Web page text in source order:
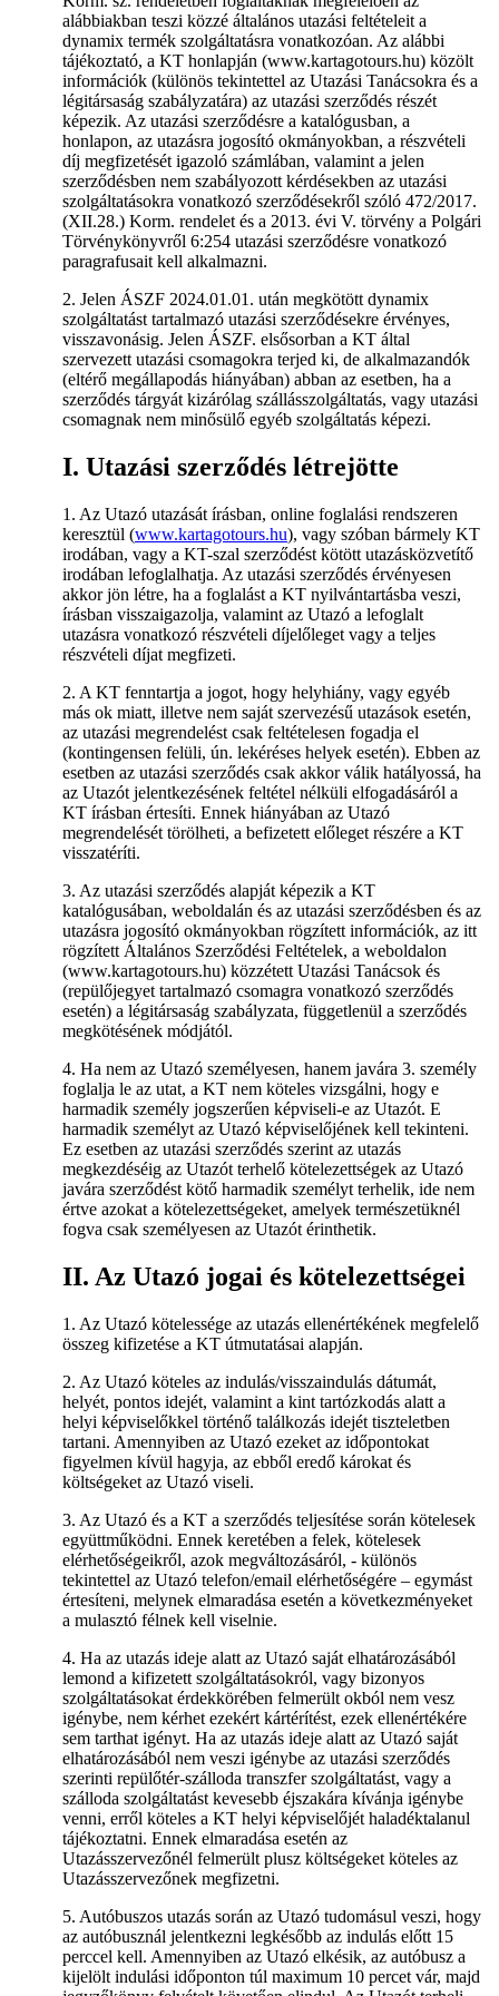
alábbiakban teszi közzé általános utazási feltételeit a
dynamix termék szolgáltatásra vonatkozóan. Az alábbi
tájékoztató, a KT honlapján (www.kartagotours.hu) közölt
információk (különös tekintettel az Utazási Tanácsokra és a
légitársaság szabályzatára) az utazási szerződés részét
képezik. Az utazási szerződésre a katalógusban, a
honlapon, az utazásra jogosító okmányokban, a részvételi
díj megfizetését igazoló számlában, valamint a jelen
szerződésben nem szabályozott kérdésekben az utazási
szolgáltatásokra vonatkozó szerződésekről szóló 472/2017.
(XII.28.) Korm. rendelet és a 2013. évi V. törvény a Polgári
Törvénykönyvről 6:254 utazási szerződésre vonatkozó
paragrafusait kell alkalmazni.
2. Jelen ÁSZF 2024.01.01. után megkötött dynamix
szolgáltatást tartalmazó utazási szerződésekre érvényes,
visszavonásig. Jelen ÁSZF. elsősorban a KT által
szervezett utazási csomagokra terjed ki, de alkalmazandók
(eltérő megállapodás hiányában) abban az esetben, ha a
szerződés tárgyát kizárólag szállásszolgáltatás, vagy utazási
csomagnak nem minősülő egyéb szolgáltatás képezi.
I. Utazási szerződés létrejötte
1. Az Utazó utazását írásban, online foglalási rendszeren
keresztül (www.kartagotours.hu), vagy szóban bármely KT
irodában, vagy a KT-szal szerződést kötött utazásközvetítő
irodában lefoglalhatja. Az utazási szerződés érvényesen
akkor jön létre, ha a foglalást a KT nyilvántartásba veszi,
írásban visszaigazolja, valamint az Utazó a lefoglalt
utazásra vonatkozó részvételi díjelőleget vagy a teljes
részvételi díjat megfizeti.
2. A KT fenntartja a jogot, hogy helyhiány, vagy egyéb
más ok miatt, illetve nem saját szervezésű utazások esetén,
az utazási megrendelést csak feltételesen fogadja el
(kontingensen felüli, ún. lekéréses helyek esetén). Ebben az
esetben az utazási szerződés csak akkor válik hatályossá, ha
az Utazót jelentkezésének feltétel nélküli elfogadásáról a
KT írásban értesíti. Ennek hiányában az Utazó
megrendelését törölheti, a befizetett előleget részére a KT
visszatéríti.
3. Az utazási szerződés alapját képezik a KT
katalógusában, weboldalán és az utazási szerződésben és az
utazásra jogosító okmányokban rögzített információk, az itt
rögzített Általános Szerződési Feltételek, a weboldalon
(www.kartagotours.hu) közzétett Utazási Tanácsok és
(repülőjegyet tartalmazó csomagra vonatkozó szerződés
esetén) a légitársaság szabályzata, függetlenül a szerződés
megkötésének módjától.
4. Ha nem az Utazó személyesen, hanem javára 3. személy
foglalja le az utat, a KT nem köteles vizsgálni, hogy e
harmadik személy jogszerűen képviseli-e az Utazót. E
harmadik személyt az Utazó képviselőjének kell tekinteni.
Ez esetben az utazási szerződés szerint az utazás
megkezdéséig az Utazót terhelő kötelezettségek az Utazó
javára szerződést kötő harmadik személyt terhelik, ide nem
értve azokat a kötelezettségeket, amelyek természetüknél
fogva csak személyesen az Utazót érinthetik.
II. Az Utazó jogai és kötelezettségei
1. Az Utazó kötelessége az utazás ellenértékének megfelelő
összeg kifizetése a KT útmutatásai alapján.
2. Az Utazó köteles az indulás/visszaindulás dátumát,
helyét, pontos idejét, valamint a kint tartózkodás alatt a
helyi képviselőkkel történő találkozás idejét tiszteletben
tartani. Amennyiben az Utazó ezeket az időpontokat
figyelmen kívül hagyja, az ebből eredő károkat és
költségeket az Utazó viseli.
3. Az Utazó és a KT a szerződés teljesítése során kötelesek
együttműködni. Ennek keretében a felek, kötelesek
elérhetőségeikről, azok megváltozásáról, - különös
tekintettel az Utazó telefon/email elérhetőségére – egymást
értesíteni, melynek elmaradása esetén a következményeket
a mulasztó félnek kell viselnie.
4. Ha az utazás ideje alatt az Utazó saját elhatározásából
lemond a kifizetett szolgáltatásokról, vagy bizonyos
szolgáltatásokat érdekkörében felmerült okból nem vesz
igénybe, nem kérhet ezekért kártérítést, ezek ellenértékére
sem tarthat igényt. Ha az utazás ideje alatt az Utazó saját
elhatározásából nem veszi igénybe az utazási szerződés
szerinti repülőtér-szálloda transzfer szolgáltatást, vagy a
szálloda szolgáltatást kevesebb éjszakára kívánja igénybe
venni, erről köteles a KT helyi képviselőjét haladéktalanul
tájékoztatni. Ennek elmaradása esetén az
Utazásszervezőnél felmerült plusz költségeket köteles az
Utazásszervezőnek megfizetni.
5. Autóbuszos utazás során az Utazó tudomásul veszi, hogy
az autóbusznál jelentkezni legkésőbb az indulás előtt 15
perccel kell. Amennyiben az Utazó elkésik, az autóbusz a
kijelölt indulási időponton túl maximum 10 percet vár, majd